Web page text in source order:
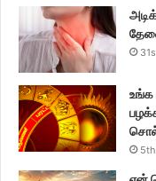
உங்க